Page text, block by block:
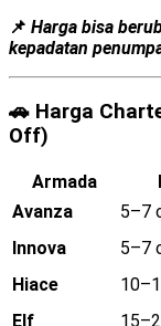
📌 Harga bisa
kepadatan
🚗 Harga
Off)
Armada
Avanza
5–7
Innova
5–7
Hiace
Elf